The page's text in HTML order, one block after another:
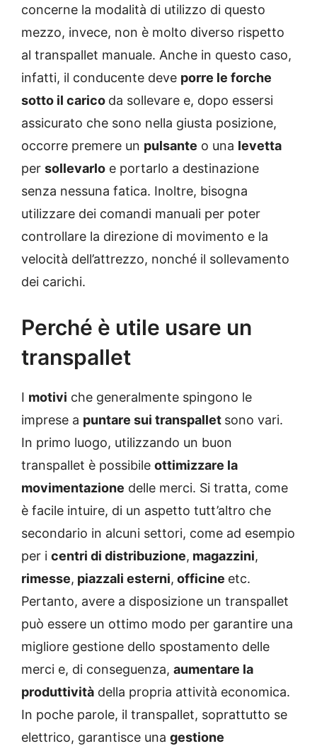
concerne la modalità di utilizzo di questo
mezzo, invece, non è molto diverso rispetto
al transpallet manuale. Anche in questo caso,
infatti, il conducente deve porre le forche
sotto il carico da sollevare e, dopo essersi
assicurato che sono nella giusta posizione,
occorre premere un pulsante o una levetta
per sollevarlo e portarlo a destinazione
senza nessuna fatica. Inoltre, bisogna
utilizzare dei comandi manuali per poter
controllare la direzione di movimento e la
velocità dell’attrezzo, nonché il sollevamento
dei carichi.
Perché è utile usare un
transpallet
I motivi che generalmente spingono le
imprese a puntare sui transpallet sono vari.
In primo luogo, utilizzando un buon
transpallet è possibile ottimizzare la
movimentazione delle merci. Si tratta, come
è facile intuire, di un aspetto tutt’altro che
secondario in alcuni settori, come ad esempio
per i centri di distribuzione, magazzini,
rimesse, piazzali esterni, officine etc.
Pertanto, avere a disposizione un transpallet
può essere un ottimo modo per garantire una
migliore gestione dello spostamento delle
merci e, di conseguenza, aumentare la
produttività della propria attività economica.
In poche parole, il transpallet, soprattutto se
elettrico, garantisce una gestione